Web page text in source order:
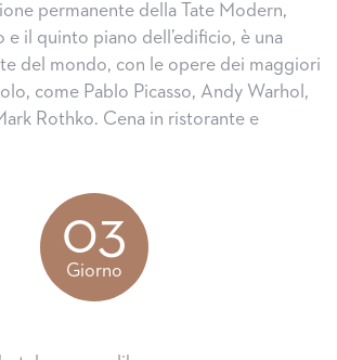
permanente della Tate Modern,
e il quinto piano dell’edificio, è una
del mondo, con le opere dei maggiori
come Pablo Picasso, Andy Warhol,
Rothko. Cena in ristorante e
03
Giorno